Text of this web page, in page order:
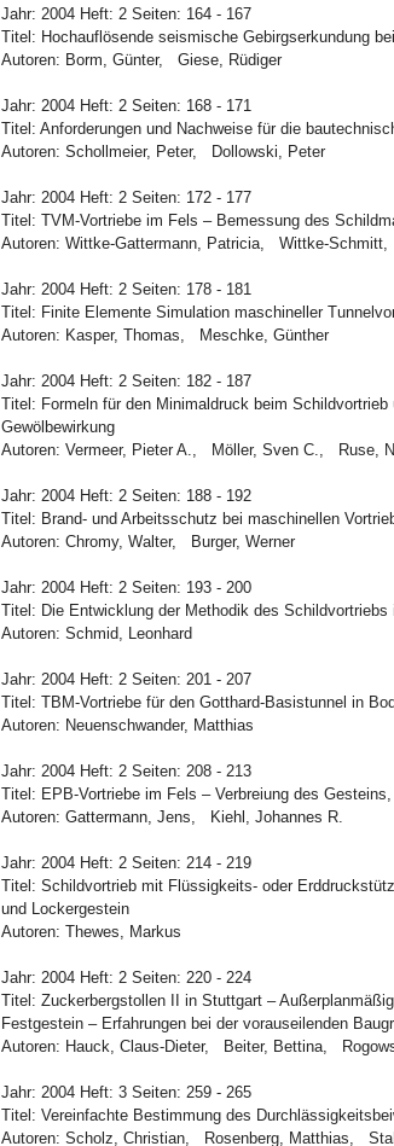
Jahr: 2004 Heft: 2 Seiten: 164 - 167
Titel: Hochauflösende seismische Gebirgserkundung
Autoren: Borm, Günter, Giese, Rüdiger
Jahr: 2004 Heft: 2 Seiten: 168 - 171
Titel: Anforderungen und Nachweise für die
Autoren: Schollmeier, Peter, Dollowski, Peter
Jahr: 2004 Heft: 2 Seiten: 172 - 177
Titel: TVM-Vortriebe im Fels – Bemessung des
Autoren: Wittke-Gattermann, Patricia, Wittke-Schmitt,
Jahr: 2004 Heft: 2 Seiten: 178 - 181
Titel: Finite Elemente Simulation maschineller
Autoren: Kasper, Thomas, Meschke, Günther
Jahr: 2004 Heft: 2 Seiten: 182 - 187
Titel: Formeln für den Minimaldruck beim
Gewölbewirkung
Autoren: Vermeer, Pieter A., Möller, Sven C., Ruse,
Jahr: 2004 Heft: 2 Seiten: 188 - 192
Titel: Brand- und Arbeitsschutz bei maschinellen
Autoren: Chromy, Walter, Burger, Werner
Jahr: 2004 Heft: 2 Seiten: 193 - 200
Titel: Die Entwicklung der Methodik des Schildvortriebs
Autoren: Schmid, Leonhard
Jahr: 2004 Heft: 2 Seiten: 201 - 207
Titel: TBM-Vortriebe für den Gotthard-Basistunnel in
Autoren: Neuenschwander, Matthias
Jahr: 2004 Heft: 2 Seiten: 208 - 213
Titel: EPB-Vortriebe im Fels – Verbreiung des
Autoren: Gattermann, Jens, Kiehl, Johannes R.
Jahr: 2004 Heft: 2 Seiten: 214 - 219
Titel: Schildvortrieb mit Flüssigkeits- oder
und Lockergestein
Autoren: Thewes, Markus
Jahr: 2004 Heft: 2 Seiten: 220 - 224
Titel: Zuckerbergstollen II in Stuttgart –
Festgestein – Erfahrungen bei der vorauseilenden
Autoren: Hauck, Claus-Dieter, Beiter, Bettina,
Jahr: 2004 Heft: 3 Seiten: 259 - 265
Titel: Vereinfachte Bestimmung des
Autoren: Scholz, Christian, Rosenberg, Matthias,